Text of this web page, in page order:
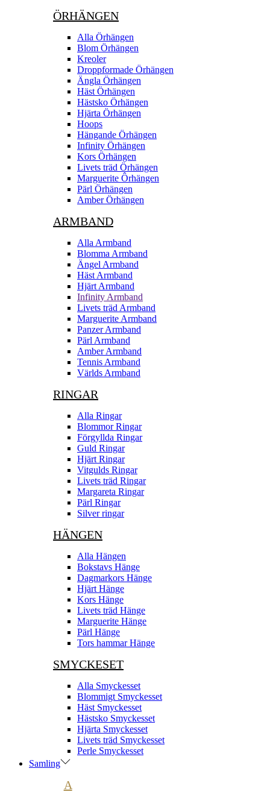
ÖRHÄNGEN
Alla Örhängen
Blom Örhängen
Kreoler
Droppformade Örhängen
Ängla Örhängen
Häst Örhängen
Hästsko Örhängen
Hjärta Örhängen
Hoops
Hängande Örhängen
Infinity Örhängen
Kors Örhängen
Livets träd Örhängen
Marguerite Ôrhängen
Pärl Örhängen
Amber Örhängen
ARMBAND
Alla Armband
Blomma Armband
Ängel Armband
Häst Armband
Hjärt Armband
Infinity Armband
Livets träd Armband
Marguerite Armband
Panzer Armband
Pärl Armband
Amber Armband
Tennis Armband
Världs Armband
RINGAR
Alla Ringar
Blommor Ringar
Förgyllda Ringar
Guld Ringar
Hjärt Ringar
Vitgulds Ringar
Livets träd Ringar
Margareta Ringar
Pärl Ringar
Silver ringar
HÄNGEN
Alla Hängen
Bokstavs Hänge
Dagmarkors Hänge
Hjärt Hänge
Kors Hänge
Livets träd Hänge
Marguerite Hänge
Pärl Hänge
Tors hammar Hänge
SMYCKESET
Alla Smyckesset
Blommigt Smyckesset
Häst Smyckesset
Hästsko Smyckesset
Hjärta Smyckesset
Livets träd Smyckesset
Perle Smyckesset
Samling
A